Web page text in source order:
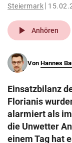
pin_drop
Wien
search
eingeben
Steiermark
play_arrow Anhören
Von Hannes
Einsatzbilanz
Florianis
alarmiert als
die Unwetter
einem Tag hat